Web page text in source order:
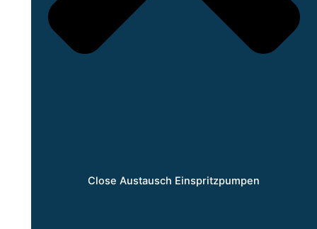
Close Austausch Einspritzpumpen